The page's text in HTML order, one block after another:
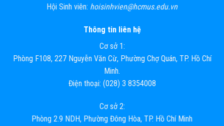
Hội Sinh viên: hoisinhvien@hcmus.edu.vn
Thông tin liên hệ
Cơ sở 1:
Phòng F108, 227 Nguyễn Văn Cừ, Phường Chợ Quán, TP. Hồ Chí
Minh.
Điện thoại: (028) 3 8354008
Cơ sở 2:
Phòng 2.9 NDH, Phường Đông Hòa, TP. Hồ Chí Minh